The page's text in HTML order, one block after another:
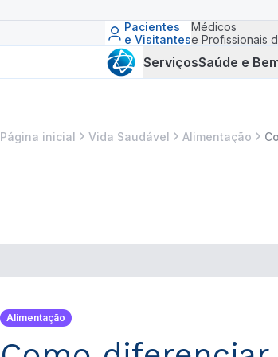
Pacientes
e Visitantes
Médicos
e Profissionais
ServiçosSaúde e
Página inicial Vida Saudável Alimentação
Alimentação